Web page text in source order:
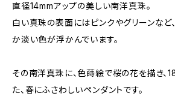
直径14mmアップの美しい南洋真珠。
白い真珠の表面にはピンクやグリーンなど
か淡い色が浮かんでいます。
その南洋真珠に、色蒔絵で桜の花を描き、
た、春にふさわしいペンダントです。